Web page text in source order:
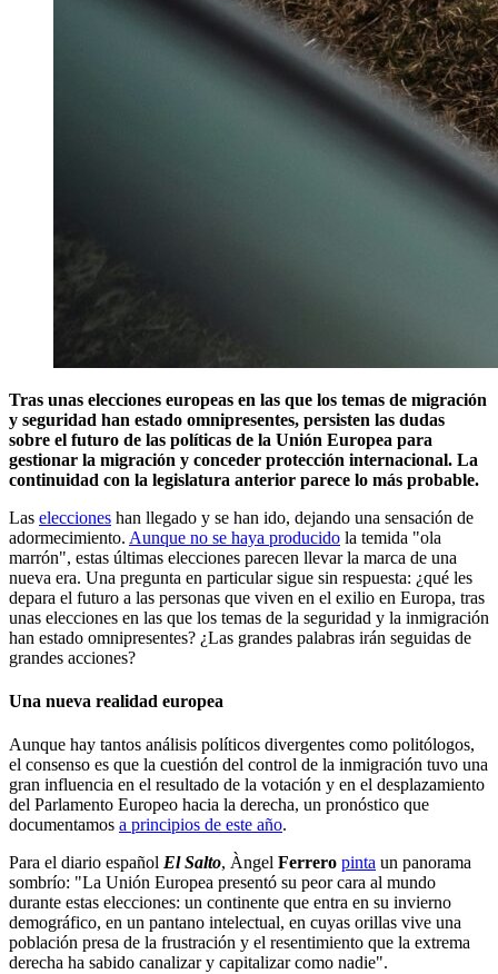
Tras unas elecciones europeas en las que los temas de migración
y seguridad han estado omnipresentes, persisten las dudas
sobre el futuro de las políticas de la Unión Europea para
gestionar la migración y conceder protección internacional. La
continuidad con la legislatura anterior parece lo más probable.
Las elecciones han llegado y se han ido, dejando una sensación de
adormecimiento. Aunque no se haya producido la temida "ola
marrón", estas últimas elecciones parecen llevar la marca de una
nueva era. Una pregunta en particular sigue sin respuesta: ¿qué les
depara el futuro a las personas que viven en el exilio en Europa, tras
unas elecciones en las que los temas de la seguridad y la inmigración
han estado omnipresentes? ¿Las grandes palabras irán seguidas de
grandes acciones?
Una nueva realidad europea
Aunque hay tantos análisis políticos divergentes como politólogos,
el consenso es que la cuestión del control de la inmigración tuvo una
gran influencia en el resultado de la votación y en el desplazamiento
del Parlamento Europeo hacia la derecha, un pronóstico que
documentamos a principios de este año.
Para el diario español El Salto, Àngel Ferrero pinta un panorama
sombrío: "La Unión Europea presentó su peor cara al mundo
durante estas elecciones: un continente que entra en su invierno
demográfico, en un pantano intelectual, en cuyas orillas vive una
población presa de la frustración y el resentimiento que la extrema
derecha ha sabido canalizar y capitalizar como nadie".